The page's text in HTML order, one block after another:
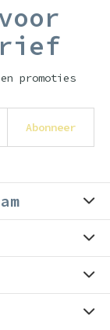
promoties
Abonneer